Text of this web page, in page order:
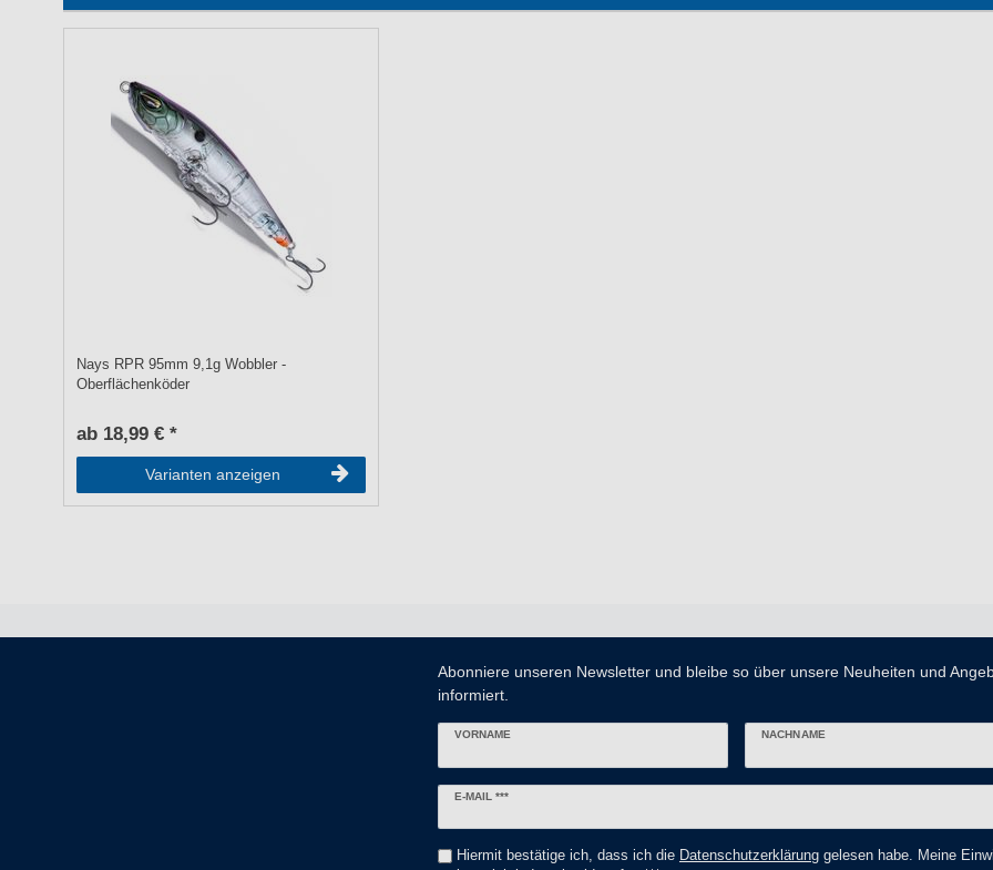
Nays RPR 95mm 9,1g Wobbler -
Oberflächenköder
ab 18,99 € *
Varianten anzeigen
Abonniere unseren Newsletter und bleibe so über unsere Neuheiten und
informiert.
VORNAME NACHNAME
E-MAIL ***
Newsletter
Hiermit bestätige ich, dass ich die Daten­schutz­erklärung gelesen habe. Meine